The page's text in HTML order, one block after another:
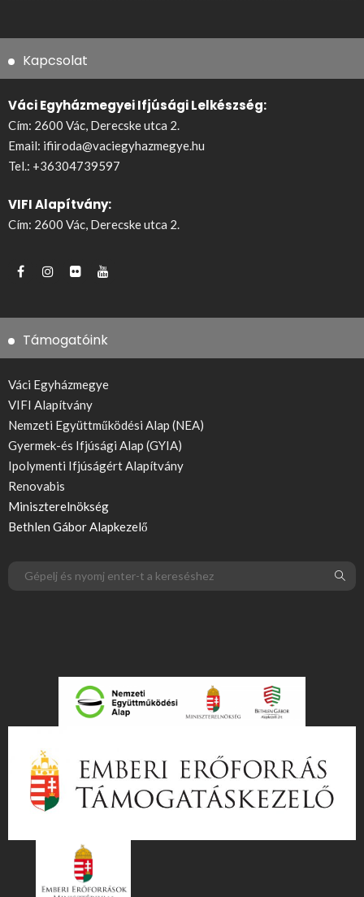
Kapcsolat
Váci Egyházmegyei Ifjúsági Lelkészség:
Cím: 2600 Vác, Derecske utca 2.
Email: ifiiroda@vaciegyhazmegye.hu
Tel.: +36304739597
VIFI Alapítvány:
Cím: 2600 Vác, Derecske utca 2.
Támogatóink
Váci Egyházmegye
VIFI Alapítvány
Nemzeti Együttműködési Alap (NEA)
Gyermek-és Ifjúsági Alap (GYIA)
Ipolymenti Ifjúságért Alapítvány
Renovabis
Miniszterelnökség
Bethlen Gábor Alapkezelő